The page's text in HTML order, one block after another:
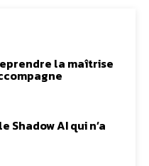
la maîtrise
Shadow AI qui n’a